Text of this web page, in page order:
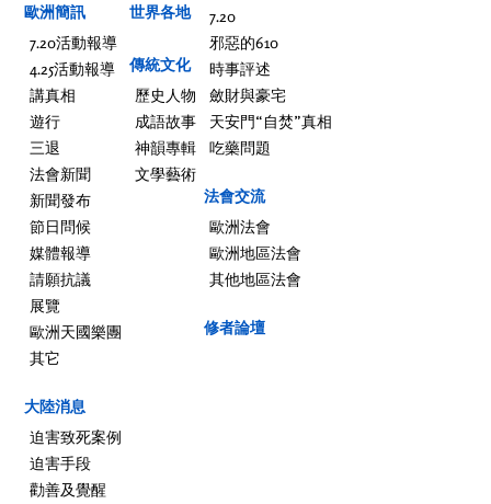
歐洲簡訊
7.20活動報導
4.25活動報導
講真相
遊行
三退
法會新聞
新聞發布
節日問候
媒體報導
請願抗議
展覽
歐洲天國樂團
其它
大陸消息
迫害致死案例
迫害手段
勸善及覺醒
世界各地
傳統文化
歷史人物
成語故事
神韻專輯
文學藝術
7.20
邪惡的610
時事評述
斂財與豪宅
天安門“自焚”真相
吃藥問題
法會交流
歐洲法會
歐洲地區法會
其他地區法會
修者論壇